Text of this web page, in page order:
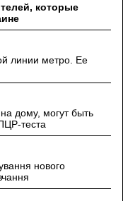
которые
линии метро. Ее
дому, могут быть
теста
нового